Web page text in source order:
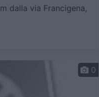
dalla via Francigena,
0